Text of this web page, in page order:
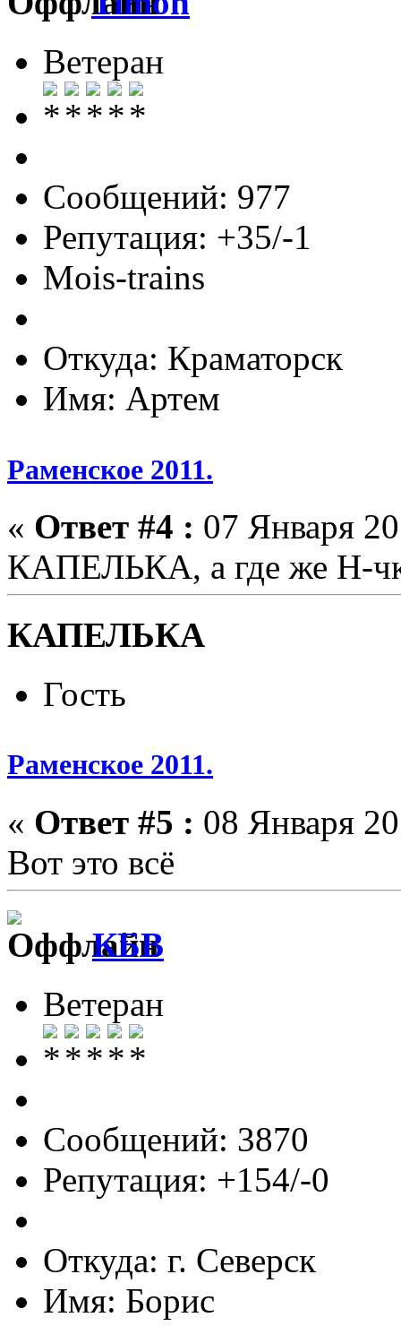
Ветеран
Сообщений: 977
Репутация: +35/-1
Mois-trains
Откуда: Краматорск
Имя: Артем
Раменское 2011.
« Ответ #4 : 07 Января
КАПЕЛЬКА, а где же Н-
КАПЕЛЬКА
Гость
Раменское 2011.
« Ответ #5 : 08 Января
Вот это всё
КБВ
Ветеран
Сообщений: 3870
Репутация: +154/-0
Откуда: г. Северск
Имя: Борис